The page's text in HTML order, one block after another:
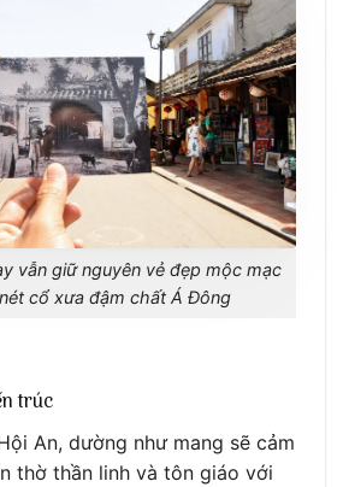
vẫn giữ nguyên vẻ đẹp mộc mạc
cổ xưa đậm chất Á Đông
trúc
An, dường như mang sẽ cảm
thờ thần linh và tôn giáo với